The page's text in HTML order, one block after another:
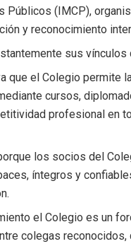
Públicos (IMCP),
y reconocimiento
sus
que el Colegio permite
cursos,
profesional en
los socios del
íntegros y
el Colegio es un
colegas